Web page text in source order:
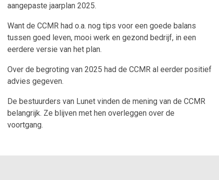
aangepaste jaarplan 2025.
Want de CCMR had o.a. nog tips voor een goede balans
tussen goed leven, mooi werk en gezond bedrijf, in een
eerdere versie van het plan.
Over de begroting van 2025 had de CCMR al eerder positief
advies gegeven.
De bestuurders van Lunet vinden de mening van de CCMR
belangrijk. Ze blijven met hen overleggen over de
voortgang.